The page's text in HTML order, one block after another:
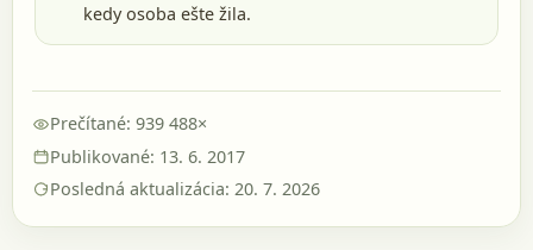
kedy osoba ešte žila.
Prečítané: 939 488×
Publikované: 13. 6. 2017
Posledná aktualizácia: 20. 7. 2026